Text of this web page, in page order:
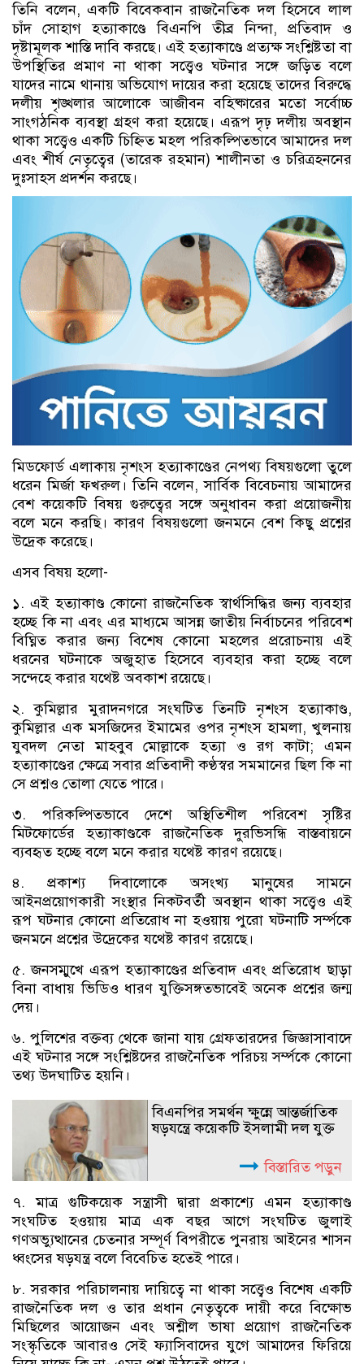
তিনি বলেন, একটি বিবেকবান রাজনৈতিক দল হিসেবে লাল
চাঁদ সোহাগ হত্যাকাণ্ডে বিএনপি তীব্র নিন্দা, প্রতিবাদ ও
দৃষ্টামূলক শাস্তি দাবি করছে। এই হত্যাকাণ্ডে প্রত্যক্ষ সংশ্লিষ্টতা বা
উপস্থিতির প্রমাণ না থাকা সত্ত্বেও ঘটনার সঙ্গে জড়িত বলে
যাদের নামে থানায় অভিযোগ দায়ের করা হয়েছে তাদের বিরুদ্ধে
দলীয় শৃঙ্খলার আলোকে আজীবন বহিষ্কারের মতো সর্বোচ্চ
সাংগঠনিক ব্যবস্থা গ্রহণ করা হয়েছে। এরূপ দৃঢ় দলীয় অবস্থান
থাকা সত্ত্বেও একটি চিহ্নিত মহল পরিকল্পিতভাবে আমাদের দল
এবং শীর্ষ নেতৃত্বের (তারেক রহমান) শালীনতা ও চরিত্রহননের
দুঃসাহস প্রদর্শন করছে।
মিডফোর্ড এলাকায় নৃশংস হত্যাকাণ্ডের নেপথ্য বিষয়গুলো তুলে
ধরেন মির্জা ফখরুল। তিনি বলেন, সার্বিক বিবেচনায় আমাদের
বেশ কয়েকটি বিষয় গুরুত্বের সঙ্গে অনুধাবন করা প্রয়োজনীয়
বলে মনে করছি। কারণ বিষয়গুলো জনমনে বেশ কিছু প্রশ্নের
উদ্রেক করেছে।
এসব বিষয় হলো-
১. এই হত্যাকাণ্ড কোনো রাজনৈতিক স্বার্থসিদ্ধির জন্য ব্যবহার
হচ্ছে কি না এবং এর মাধ্যমে আসন্ন জাতীয় নির্বাচনের পরিবেশ
বিঘ্নিত করার জন্য বিশেষ কোনো মহলের প্ররোচনায় এই
ধরনের ঘটনাকে অজুহাত হিসেবে ব্যবহার করা হচ্ছে বলে
সন্দেহে করার যথেষ্ট অবকাশ রয়েছে।
২. কুমিল্লার মুরাদনগরে সংঘটিত তিনটি নৃশংস হত্যাকাণ্ড,
কুমিল্লার এক মসজিদের ইমামের ওপর নৃশংস হামলা, খুলনায়
যুবদল নেতা মাহবুব মোল্লাকে হত্যা ও রগ কাটা; এমন
হত্যাকাণ্ডের ক্ষেত্রে সবার প্রতিবাদী কণ্ঠস্বর সমমানের ছিল কি না
সে প্রশ্নও তোলা যেতে পারে।
৩. পরিকল্পিতভাবে দেশে অস্থিতিশীল পরিবেশ সৃষ্টির
মিটফোর্ডের হত্যাকাণ্ডকে রাজনৈতিক দুরভিসন্ধি বাস্তবায়নে
ব্যবহৃত হচ্ছে বলে মনে করার যথেষ্ট কারণ রয়েছে।
৪. প্রকাশ্য দিবালোকে অসংখ্য মানুষের সামনে
আইনপ্রয়োগকারী সংস্থার নিকটবর্তী অবস্থান থাকা সত্ত্বেও এই
রূপ ঘটনার কোনো প্রতিরোধ না হওয়ায় পুরো ঘটনাটি সর্ম্পকে
জনমনে প্রশ্নের উদ্রেকের যথেষ্ট কারণ রয়েছে।
৫. জনসম্মুখে এরূপ হত্যাকাণ্ডের প্রতিবাদ এবং প্রতিরোধ ছাড়া
বিনা বাধায় ভিডিও ধারণ যুক্তিসঙ্গতভাবেই অনেক প্রশ্নের জন্ম
দেয়।
৬. পুলিশের বক্তব্য থেকে জানা যায় গ্রেফতারদের জিজ্ঞাসাবাদে
এই ঘটনার সঙ্গে সংশ্লিষ্টদের রাজনৈতিক পরিচয় সর্ম্পকে কোনো
তথ্য উদঘাটিত হয়নি।
বিএনপির সমর্থন ক্ষুন্নে আন্তর্জাতিক
ষড়যন্ত্রে কয়েকটি ইসলামী দল যুক্ত
বিস্তারিত পড়ুন
৭. মাত্র গুটিকয়েক সন্ত্রাসী দ্বারা প্রকাশ্যে এমন হত্যাকাণ্ড
সংঘটিত হওয়ায় মাত্র এক বছর আগে সংঘটিত জুলাই
গণঅভ্যুত্থানের চেতনার সম্পূর্ণ বিপরীতে পুনরায় আইনের শাসন
ধ্বংসের ষড়যন্ত্র বলে বিবেচিত হতেই পারে।
৮. সরকার পরিচালনায় দায়িত্বে না থাকা সত্ত্বেও বিশেষ একটি
রাজনৈতিক দল ও তার প্রধান নেতৃত্বকে দায়ী করে বিক্ষোভ
মিছিলের আয়োজন এবং অশ্লীল ভাষা প্রয়োগ রাজনৈতিক
সংস্কৃতিকে আবারও সেই ফ্যাসিবাদের যুগে আমাদের ফিরিয়ে